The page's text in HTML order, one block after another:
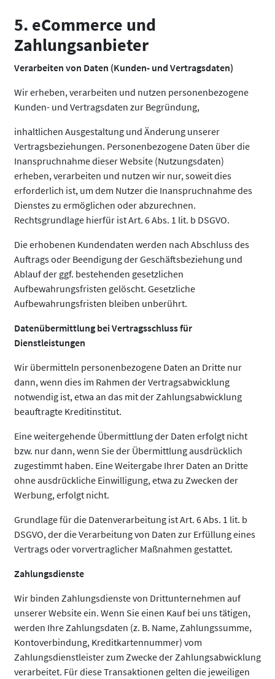
5. eCommerce und
Zahlungsanbieter
Verarbeiten von Daten (Kunden- und Vertragsdaten)
Wir erheben, verarbeiten und nutzen personenbezogene
Kunden- und Vertragsdaten zur Begründung,
inhaltlichen Ausgestaltung und Änderung unserer
Vertragsbeziehungen. Personenbezogene Daten über die
Inanspruchnahme dieser Website (Nutzungsdaten)
erheben, verarbeiten und nutzen wir nur, soweit dies
erforderlich ist, um dem Nutzer die Inanspruchnahme des
Dienstes zu ermöglichen oder abzurechnen.
Rechtsgrundlage hierfür ist Art. 6 Abs. 1 lit. b DSGVO.
Die erhobenen Kundendaten werden nach Abschluss des
Auftrags oder Beendigung der Geschäftsbeziehung und
Ablauf der ggf. bestehenden gesetzlichen
Aufbewahrungsfristen gelöscht. Gesetzliche
Aufbewahrungsfristen bleiben unberührt.
Datenübermittlung bei Vertragsschluss für
Dienstleistungen
Wir übermitteln personenbezogene Daten an Dritte nur
dann, wenn dies im Rahmen der Vertragsabwicklung
notwendig ist, etwa an das mit der Zahlungsabwicklung
beauftragte Kreditinstitut.
Eine weitergehende Übermittlung der Daten erfolgt nicht
bzw. nur dann, wenn Sie der Übermittlung ausdrücklich
zugestimmt haben. Eine Weitergabe Ihrer Daten an Dritte
ohne ausdrückliche Einwilligung, etwa zu Zwecken der
Werbung, erfolgt nicht.
Grundlage für die Datenverarbeitung ist Art. 6 Abs. 1 lit. b
DSGVO, der die Verarbeitung von Daten zur Erfüllung eines
Vertrags oder vorvertraglicher Maßnahmen gestattet.
Zahlungsdienste
Wir binden Zahlungsdienste von Drittunternehmen auf
unserer Website ein. Wenn Sie einen Kauf bei uns tätigen,
werden Ihre Zahlungsdaten (z. B. Name, Zahlungssumme,
Kontoverbindung, Kreditkartennummer) vom
Zahlungsdienstleister zum Zwecke der Zahlungsabwicklung
verarbeitet. Für diese Transaktionen gelten die jeweiligen